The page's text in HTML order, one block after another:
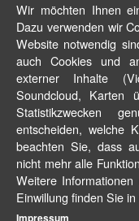
Wir möchten Ihnen
Dazu verwenden wir
Website notwendig
auch Cookies und
externer Inhalte
Soundcloud, Karten
Statistikzwecken
entscheiden, welche
beachten Sie, dass
nicht mehr alle
Weitere
Einwillung finden Sie
Impressum